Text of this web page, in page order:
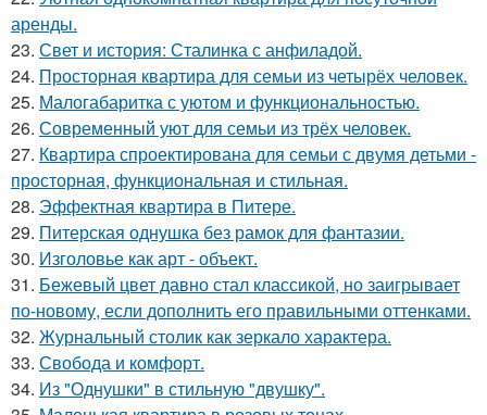
аренды.
23. Свет и история: Сталинка с анфиладой.
24. Просторная квартира для семьи из четырёх человек.
25. Малогабаритка с уютом и функциональностью.
26. Современный уют для семьи из трёх человек.
27. Квартира спроектирована для семьи с двумя детьми -
просторная, функциональная и стильная.
28. Эффектная квартира в Питере.
29. Питерская однушка без рамок для фантазии.
30. Изголовье как арт - объект.
31. Бежевый цвет давно стал классикой, но заигрывает
по-новому, если дополнить его правильными оттенками.
32. Журнальный столик как зеркало характера.
33. Свобода и комфорт.
34. Из "Однушки" в стильную "двушку".